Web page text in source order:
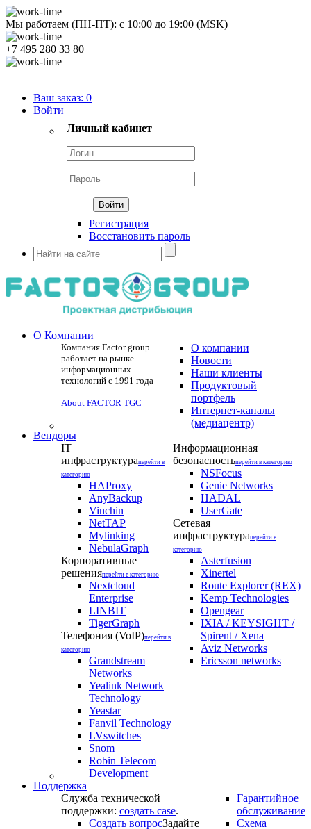
Мы работаем (ПН-ПТ): с 10:00 до 19:00 (MSK)
+7 495 280 33 80
Ваш заказ: 0
Войти
Личный кабинет
Регистрация
Восстановить пароль
О Компании
Компания Factor group
работает на рынке
информационных
технологий с 1991 года
About FACTOR TGC
О компании
Новости
Наши клиенты
Продуктовый
портфель
Интернет-каналы
(медиацентр)
Вендоры
IT
инфраструктураперейти в
категорию
HAProxy
AnyBackup
Vinchin
NetTAP
Mylinking
NebulaGraph
Корпоративные
решенияперейти в категорию
Nextcloud
Enterprise
LINBIT
TigerGraph
Телефония (VoIP)перейти в
категорию
Grandstream
Networks
Yealink Network
Technology
Yeastar
Fanvil Technology
LVswitches
Snom
Robin Telecom
Development
Информационная
безопасностьперейти в категорию
NSFocus
Genie Networks
HADAL
UserGate
Сетевая
инфраструктураперейти в
категорию
Asterfusion
Xinertel
Route Explorer (REX)
Kemp Technologies
Opengear
IXIA / KEYSIGHT /
Spirent / Xena
Aviz Networks
Ericsson networks
Поддержка
Служба технической
поддержки: создать case.
Создать вопросЗадайте
Гарантийное
обслуживание
Схема